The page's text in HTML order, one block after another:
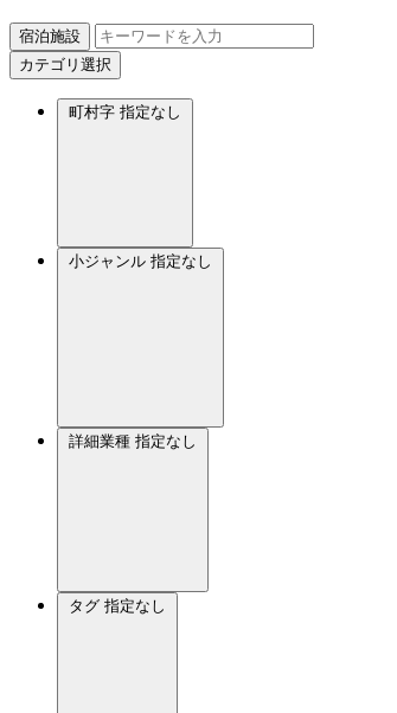
宿泊施設
カテゴリ選択
町村字 指定なし
小ジャンル 指定なし
詳細業種 指定なし
タグ 指定なし